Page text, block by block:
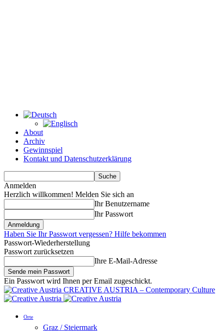
About
Archiv
Gewinnspiel
Kontakt und Datenschutzerklärung
Anmelden
Herzlich willkommen! Melden Sie sich an
Ihr Benutzername
Ihr Passwort
Haben Sie Ihr Passwort vergessen? Hilfe bekommen
Passwort-Wiederherstellung
Passwort zurücksetzen
Ihre E-Mail-Adresse
Ein Passwort wird Ihnen per Email zugeschickt.
CREATIVE AUSTRIA – Contemporary Culture
Orte
Graz / Steiermark